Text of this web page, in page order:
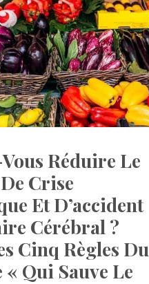
Réduire Le
Crise
Et D’accident
Cérébral ?
Cinq Règles Du
« Qui Sauve Le